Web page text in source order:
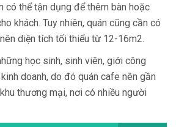
có thể tận dụng để thêm bàn hoặc
khách. Tuy nhiên, quán cũng cần có
diện tích tối thiểu từ 12-16m2.
học sinh, sinh viên, giới công
doanh, do đó quán cafe nên gần
thương mại, nơi có nhiều người